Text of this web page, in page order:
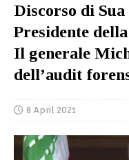
Discorso di
Presidente
Il generale
dell’audit
8 April 2021